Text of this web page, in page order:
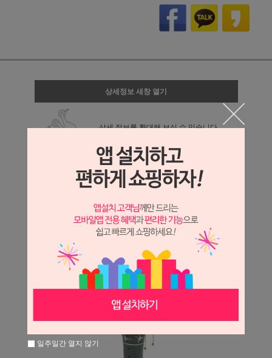
상세정보 새창 열기
상세 정보를 확대해 보실 수 있습니다.
일주일간 열지 않기